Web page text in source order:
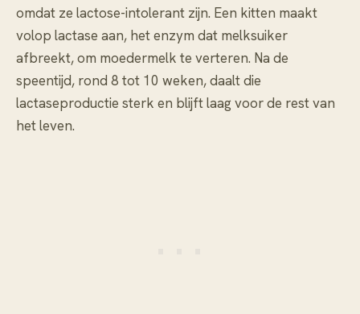
omdat ze lactose-intolerant zijn. Een kitten maakt
volop lactase aan, het enzym dat melksuiker
afbreekt, om moedermelk te verteren. Na de
speentijd, rond 8 tot 10 weken, daalt die
lactaseproductie sterk en blijft laag voor de rest van
het leven.